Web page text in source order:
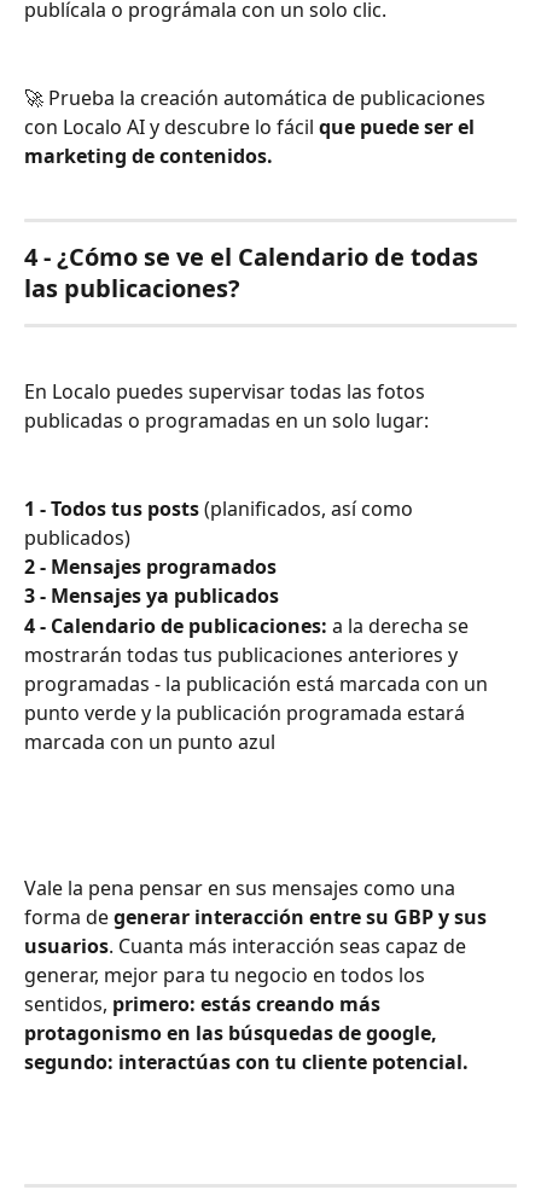
publícala o prográmala con un solo clic.
🚀 Prueba la creación automática de publicaciones
con Localo AI y descubre lo fácil que puede ser el
marketing de contenidos.
4 - ¿Cómo se ve el Calendario de todas
las publicaciones?
En Localo puedes supervisar todas las fotos
publicadas o programadas en un solo lugar:
1 - Todos tus posts (planificados, así como
publicados)
2 - Mensajes programados
3 - Mensajes ya publicados
4 - Calendario de publicaciones: a la derecha se
mostrarán todas tus publicaciones anteriores y
programadas - la publicación está marcada con un
punto verde y la publicación programada estará
marcada con un punto azul
Vale la pena pensar en sus mensajes como una
forma de generar interacción entre su GBP y sus
usuarios. Cuanta más interacción seas capaz de
generar, mejor para tu negocio en todos los
sentidos, primero: estás creando más
protagonismo en las búsquedas de google,
segundo: interactúas con tu cliente potencial.